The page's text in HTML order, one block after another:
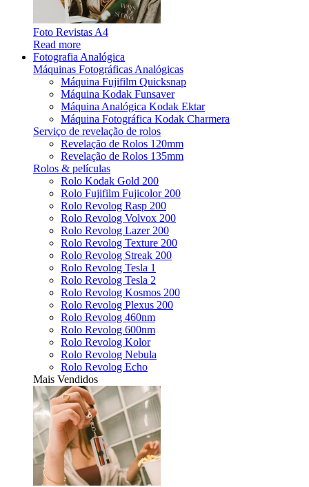
Foto Revistas A4
Read more
Fotografia Analógica
Máquinas Fotográficas Analógicas
Máquina Fujifilm Quicksnap
Máquina Kodak Funsaver
Máquina Analógica Kodak Ektar
Máquina Fotográfica Kodak Charmera
Serviço de revelação de rolos
Revelação de Rolos 120mm
Revelação de Rolos 135mm
Rolos & películas
Rolo Kodak Gold 200
Rolo Fujifilm Fujicolor 200
Rolo Revolog Rasp 200
Rolo Revolog Volvox 200
Rolo Revolog Lazer 200
Rolo Revolog Texture 200
Rolo Revolog Streak 200
Rolo Revolog Tesla 1
Rolo Revolog Tesla 2
Rolo Revolog Kosmos 200
Rolo Revolog Plexus 200
Rolo Revolog 460nm
Rolo Revolog 600nm
Rolo Revolog Kolor
Rolo Revolog Nebula
Rolo Revolog Echo
Mais Vendidos